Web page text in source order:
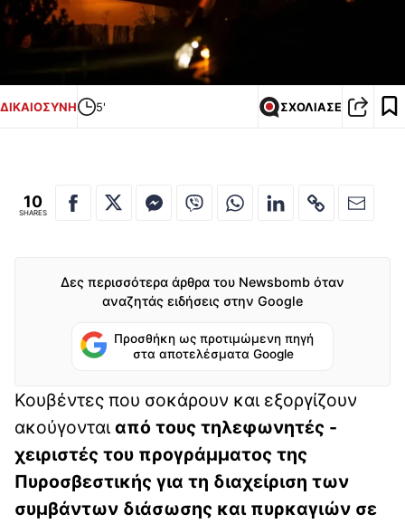
ΔΙΚΑΙΟΣΥΝΗ 5' ΣΧΟΛΙΑΣΕ
10
SHARES
Δες περισσότερα άρθρα του Newsbomb όταν
αναζητάς ειδήσεις στην Google
Προσθήκη ως προτιμώμενη πηγή
στα αποτελέσματα Google
Κουβέντες που σοκάρουν και εξοργίζουν
ακούγονται από τους τηλεφωνητές -
χειριστές του προγράμματος της
Πυροσβεστικής για τη διαχείριση των
συμβάντων διάσωσης και πυρκαγιών σε